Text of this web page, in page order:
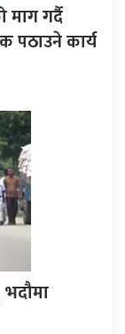
माग गर्दै
पठाउने कार्य